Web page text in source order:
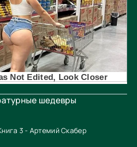
шедевры
3 - Артемий Скабер